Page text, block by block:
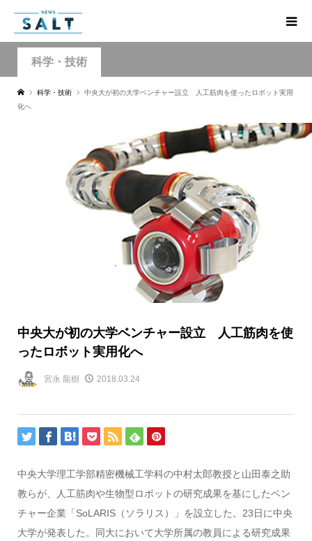
科学・技術
科学・技術
中央大が初の大学ベンチャー設立 人工筋肉を使ったロボット実用
化へ
中央大が初の大学ベンチャー設立 人工筋肉を使
ったロボット実用化へ
宮永 龍樹 2018.03.24
中央大学理工学部精密機械工学科の中村太郎教授と山田泰之助
教らが、人工筋肉や生物型ロボットの研究成果を基にしたベン
チャー企業「SoLARIS（ソラリス）」を設立した。23日に中央
大学が発表した。同大において大学所属の教員による研究成果